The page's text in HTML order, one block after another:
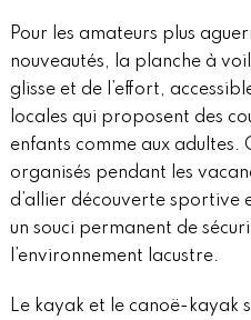
Pour les amateurs plus
nouveautés, la planche à
glisse et de l’effort,
locales qui proposent des
enfants comme aux adultes.
organisés pendant les
d’allier découverte sportive
un souci permanent de
l’environnement lacustre.
Le kayak et le canoë-kayak